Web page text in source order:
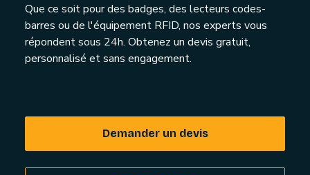
Que ce soit pour des badges, des lecteurs codes-
barres ou de l'équipement RFID, nos experts vous
répondent sous 24h. Obtenez un devis gratuit,
personnalisé et sans engagement.
Demander un devis